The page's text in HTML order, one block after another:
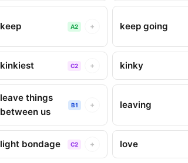
keep A2 + keep going
kinkiest C2 + kinky
leave things
between us
B1 + leaving
light bondage C2 + love